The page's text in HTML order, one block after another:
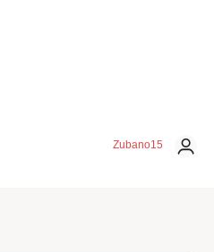
Zubano15